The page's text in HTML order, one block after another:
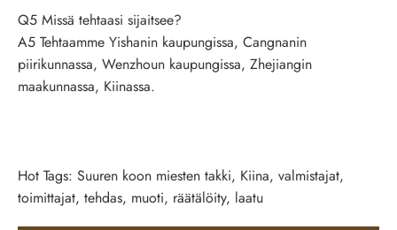
Q5 Missä tehtaasi sijaitsee?
A5 Tehtaamme Yishanin kaupungissa, Cangnanin
piirikunnassa, Wenzhoun kaupungissa, Zhejiangin
maakunnassa, Kiinassa.
Hot Tags: Suuren koon miesten takki, Kiina, valmistajat,
toimittajat, tehdas, muoti, räätälöity, laatu